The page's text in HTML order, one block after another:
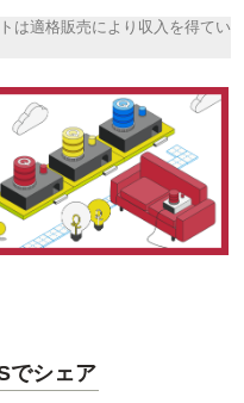
は適格販売により収入を得てい
でシェア